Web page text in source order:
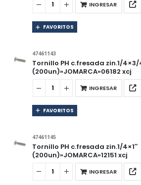
INGRESAR
FAVORITOS
47461143
Tornillo PH c.fresada zin.1/4×3/
(200un)»JOMARCA»06182 xcj
INGRESAR
FAVORITOS
47461145
Tornillo PH c.fresada zin.1/4×1″
(200un)»JOMARCA»12151 xcj
INGRESAR